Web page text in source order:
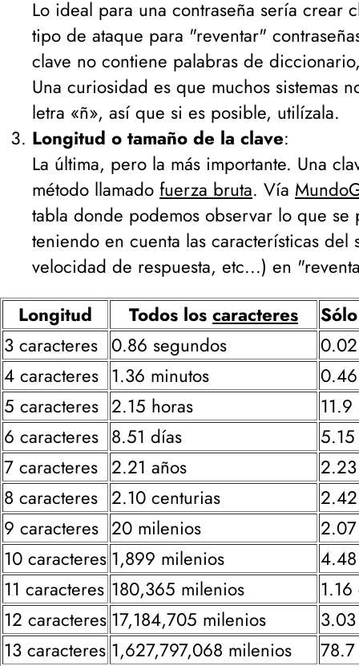
Lo ideal para una contraseña sería crear
tipo de ataque para "reventar"
clave no contiene palabras de
Una curiosidad es que muchos sistemas
letra «ñ», así que si es posible, utilízala.
Longitud o tamaño de la clave:
La última, pero la más importante. Una
método llamado fuerza bruta. Vía
tabla donde podemos observar lo que
teniendo en cuenta las características del
velocidad de respuesta, etc...) en
Longitud
Todos los caracteres
3 caracteres 0.86 segundos
4 caracteres 1.36 minutos
5 caracteres 2.15 horas
6 caracteres 8.51 días
7 caracteres 2.21 años
8 caracteres 2.10 centurias
9 caracteres 20 milenios
10 caracteres 1,899 milenios
11 caracteres 180,365 milenios
12 caracteres 17,184,705 milenios
13 caracteres 1,627,797,068 milenios